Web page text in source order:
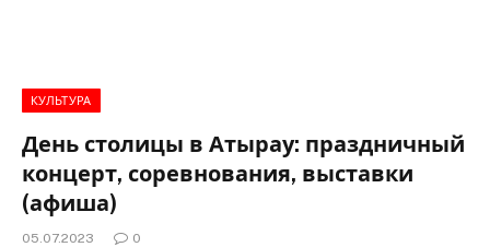
КУЛЬТУРА
День столицы в Атырау: праздничный
концерт, соревнования, выставки
(афиша)
05.07.2023 0